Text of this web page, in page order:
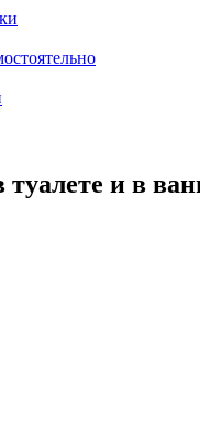
и в